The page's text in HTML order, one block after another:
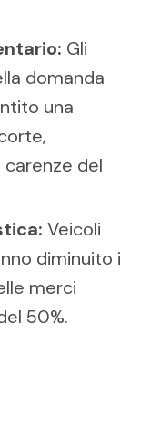
Gli
domanda
una
del
Veicoli
diminuito i
merci
50%.